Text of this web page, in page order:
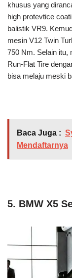
khusus yang
high protevtice
balistik VR9.
mesin V12 Twin
750 Nm. Selain itu,
Run-Flat Tire
bisa melaju meski
Baca Juga :
Mendaftarnya
5. BMW X5